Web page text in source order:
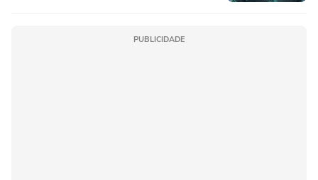
PUBLICIDADE